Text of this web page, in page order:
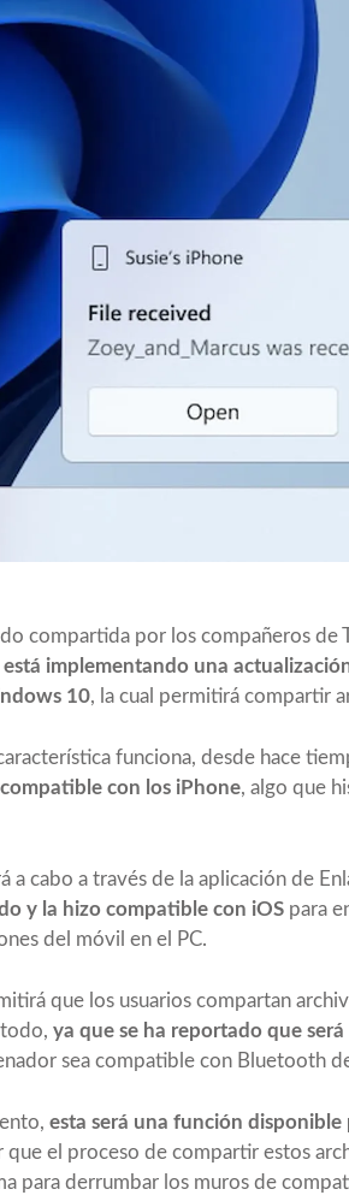
compartida por los compañeros de
está implementando una
10, la cual permitirá compartir
funciona, desde hace
con los iPhone, algo que
a cabo a través de la aplicación de
y la hizo compatible con iOS para
del móvil en el PC.
que los usuarios compartan
ya que se ha reportado que
sea compatible con Bluetooth
esta será una función
que el proceso de compartir estos
para derrumbar los muros de